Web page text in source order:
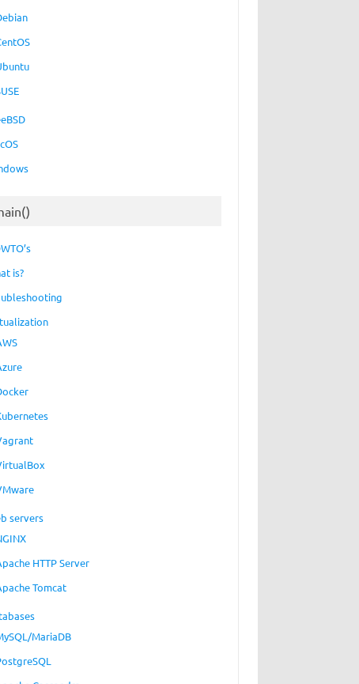
is?
servers
HTTP Server
Tomcat
MariaDB